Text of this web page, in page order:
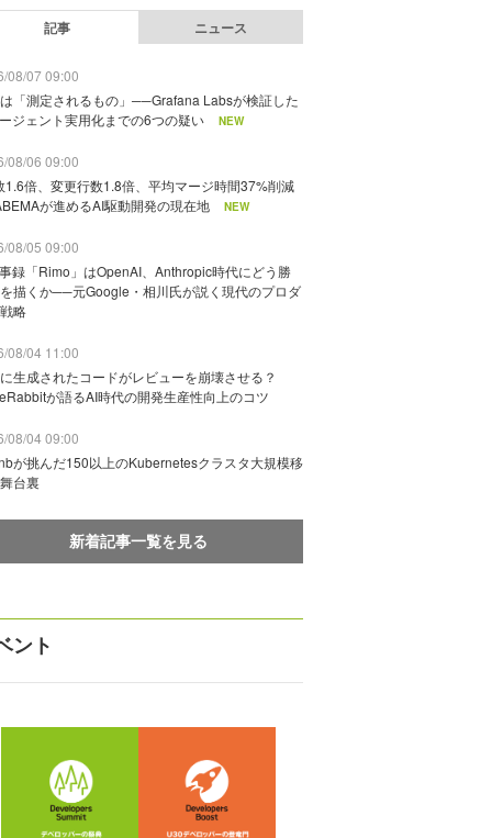
記事 ニュース
08/07 09:00
「測定されるもの」──Grafana Labsが検証した
ジェント実用化までの6つの疑い
NEW
08/06 09:00
1.6倍、変更行数1.8倍、平均マージ時間37%削減
が進めるAI駆動開発の現在地
NEW
08/05 09:00
録「Rimo」はOpenAI、Anthropic時代にどう勝
描くか──元Google・相川氏が説く現代のプロダ
略
08/04 11:00
生成されたコードがレビューを崩壊させる？
が語るAI時代の開発生産性向上のコツ
08/04 09:00
が挑んだ150以上のKubernetesクラスタ大規模移
台裏
新着記事一覧を見る
ント